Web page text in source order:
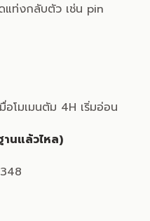
แท่งกลับตัว เช่น pin
โมเมนตัม 4H เริ่มอ่อน
นแล้วไหล)